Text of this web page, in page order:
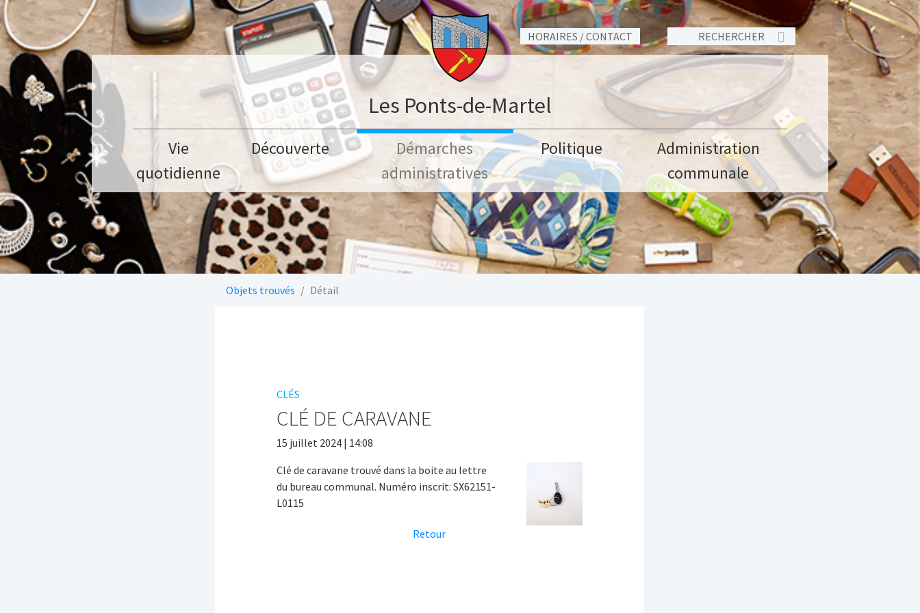
Aller au contenu principal
HORAIRES / CONTACT
Les Ponts-de-Martel
Vie
quotidienne
Découverte
Démarches
administratives
Politique
Administration
communale
Objets trouvés Détail
CLÉS
CLÉ DE CARAVANE
15 juillet 2024 | 14:08
Clé de caravane trouvé dans la boite au lettre
du bureau communal. Numéro inscrit: SX62151-
L0115
Retour